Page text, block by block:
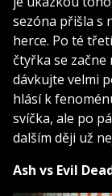
sezóna přišla s
herce. Po té
čtyřka se
dávkujte velmi
hlásí k
svíčka, ale po
dalším ději už
Ash vs Evil